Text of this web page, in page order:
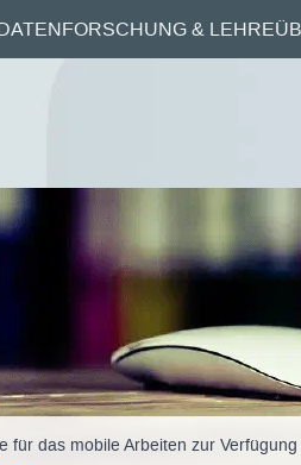
FORSCHUNG & LEHRE
für das mobile Arbeiten zur Verfügung